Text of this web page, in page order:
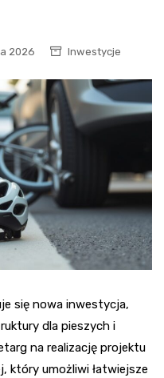
2026 Inwestycje
się nowa inwestycja,
dla pieszych i
na realizację projektu
który umożliwi łatwiejsze